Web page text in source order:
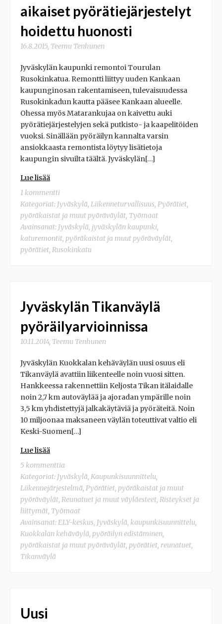
aikaiset pyörätiejärjestelyt
hoidettu huonosti
16.8.2015, Teemu Tenhunen
Jyväskylän kaupunki remontoi Tourulan
Rusokinkatua. Remontti liittyy uuden Kankaan
kaupunginosan rakentamiseen, tulevaisuudessa
Rusokinkadun kautta pääsee Kankaan alueelle.
Ohessa myös Matarankujaa on kaivettu auki
pyörätiejärjestelyjen sekä putkisto- ja kaapelitöiden
vuoksi. Sinällään pyöräilyn kannalta varsin
ansiokkaasta remontista löytyy lisätietoja
kaupungin sivuilta täältä. Jyväskylän[…]
Lue lisää
1 kommentti
Kategoriat: Jyväskylä, Liikenneturvallisuus, Pyörätiet,
pyöräkaistat ja muut pyöräväylät, Työmaat
Avainsanat: Jyväskylä, jyväskylän kaupunki,
katuremontit, pyöräkaistat ja muut pyöräväylät,
pyörätiet, Rusokinkatu
Jyväskylän Tikanväylä
pyöräilyarvioinnissa
10.11.2014, Teemu Tenhunen
Jyväskylän Kuokkalan kehäväylän uusi osuus eli
Tikanväylä avattiin liikenteelle noin vuosi sitten.
Hankkeessa rakennettiin Keljosta Tikan itälaidalle
noin 2,7 km autoväylää ja ajoradan ympärille noin
3,5 km yhdistettyjä jalkakäytäviä ja pyöräteitä. Noin
10 miljoonaa maksaneen väylän toteuttivat valtio eli
Keski-Suomen[…]
Lue lisää
5 kommenttia
Kategoriat: Jyväskylä, Kaupunkisuunnittelu,
Liikennejärjestelmä, Pyörätiet, pyöräkaistat ja muut
pyöräväylät, Reunatuet ja muut väyläesteet, Risteykset ja
liittymät, Työmaat
Avainsanat:ELY-keskus, Jyväskylä, kaupunkisuunnittelu,
Kuokkalan kehäväylä, pyöräilyn edistäminen,
pyöräkaistat ja muut pyöräväylät, pyörätiet, reunatuet,
Tikanväylä
Uusi